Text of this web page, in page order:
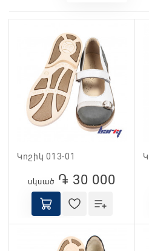
Կոշիկ 013-01
սկսած ֏ 30 000